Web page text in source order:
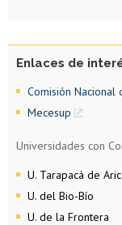
Enlaces de
Comisión Nacional
Mecesup
Universidades con
U. Tarapacá de
U. del Bio-Bío
U. de la Frontera